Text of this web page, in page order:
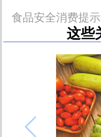
食品安全消费提示
这些